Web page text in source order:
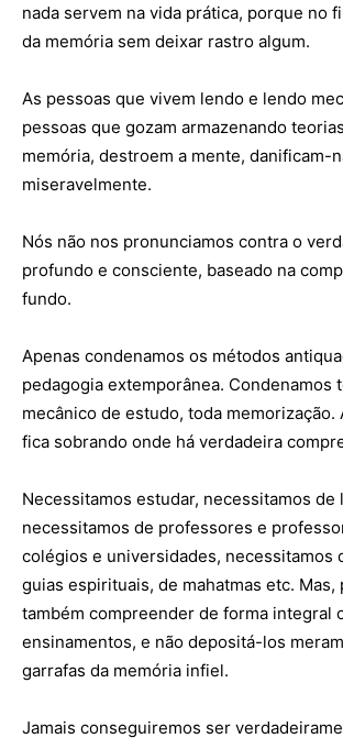
nada servem na vida prática, porque no
da memória sem deixar rastro algum.
As pessoas que vivem lendo e lendo
pessoas que gozam armazenando
memória, destroem a mente, danificam-
miseravelmente.
Nós não nos pronunciamos contra o
profundo e consciente, baseado na
fundo.
Apenas condenamos os métodos
pedagogia extemporânea. Condenamos
mecânico de estudo, toda memorização.
fica sobrando onde há verdadeira
Necessitamos estudar, necessitamos de
necessitamos de professores e
colégios e universidades, necessitamos
guias espirituais, de mahatmas etc. Mas,
também compreender de forma integral
ensinamentos, e não depositá-los
garrafas da memória infiel.
Jamais conseguiremos ser